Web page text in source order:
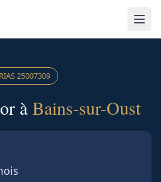
25007309
àBains-sur-Oust